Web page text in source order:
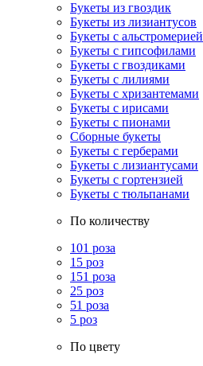
Букеты из гвоздик
Букеты из лизиантусов
Букеты с альстромерией
Букеты с гипсофилами
Букеты с гвоздиками
Букеты с лилиями
Букеты с хризантемами
Букеты с ирисами
Букеты с пионами
Сборные букеты
Букеты с герберами
Букеты с лизиантусами
Букеты с гортензией
Букеты с тюльпанами
По количеству
101 роза
15 роз
151 роза
25 роз
51 роза
5 роз
По цвету